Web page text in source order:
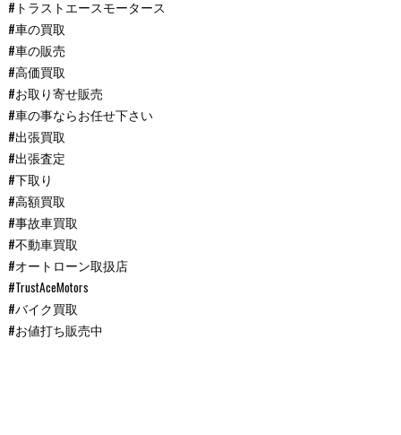
#トラストエースモータース
#車の買取
#車の販売
#高価買取
#お取り寄せ販売
#車の事ならお任せ下さい
#出張買取
#出張査定
#下取り
#高額買取
#事故車買取
#不動車買取
#オートローン取扱店
#TrustAceMotors
#バイク買取
#お値打ち販売中